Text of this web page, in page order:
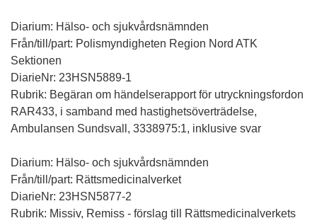
Diarium: Hälso- och sjukvårdsnämnden
Från/till/part: Polismyndigheten Region Nord ATK
Sektionen
DiarieNr: 23HSN5889-1
Rubrik: Begäran om händelserapport för utryckningsfordon
RAR433, i samband med hastighetsöverträdelse,
Ambulansen Sundsvall, 3338975:1, inklusive svar
Diarium: Hälso- och sjukvårdsnämnden
Från/till/part: Rättsmedicinalverket
DiarieNr: 23HSN5877-2
Rubrik: Missiv, Remiss - förslag till Rättsmedicinalverkets